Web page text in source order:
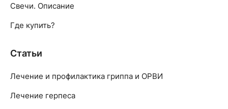
Свечи. Описание
Где купить?
Статьи
Лечение и профилактика гриппа и ОРВИ
Лечение герпеса